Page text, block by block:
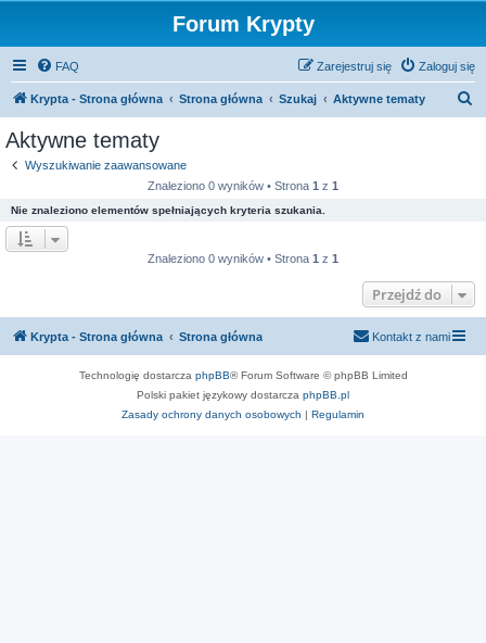
Forum Krypty
FAQ Zaloguj się
Zarejestruj się
Krypta - Strona główna Strona główna Szukaj Aktywne tematy
Aktywne tematy
Wyszukiwanie zaawansowane
Znaleziono 0 wyników • Strona 1 z 1
Nie znaleziono elementów spełniających kryteria szukania.
Znaleziono 0 wyników • Strona 1 z 1
Przejdź do
Krypta - Strona główna Strona główna Kontakt z nami
Technologię dostarcza phpBB® Forum Software © phpBB Limited
Polski pakiet językowy dostarcza phpBB.pl
Zasady ochrony danych osobowych | Regulamin